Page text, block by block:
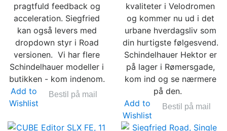
pragtfuld feedback og
acceleration. Siegfried
kan også levers med
dropdown styr i Road
versionen. Vi har flere
Schindelhauer modeller i
butikken - kom indenom.
Add to
Wishlist
Bestil på mail
kvaliteter i Velodromen
og kommer nu ud i det
urbane hverdagsliv som
din hurtigste følgesvend.
Schindelhauer Hektor er
på lager i Rømersgade,
kom ind og se nærmere
på den.
Add to
Wishlist
Bestil på mail